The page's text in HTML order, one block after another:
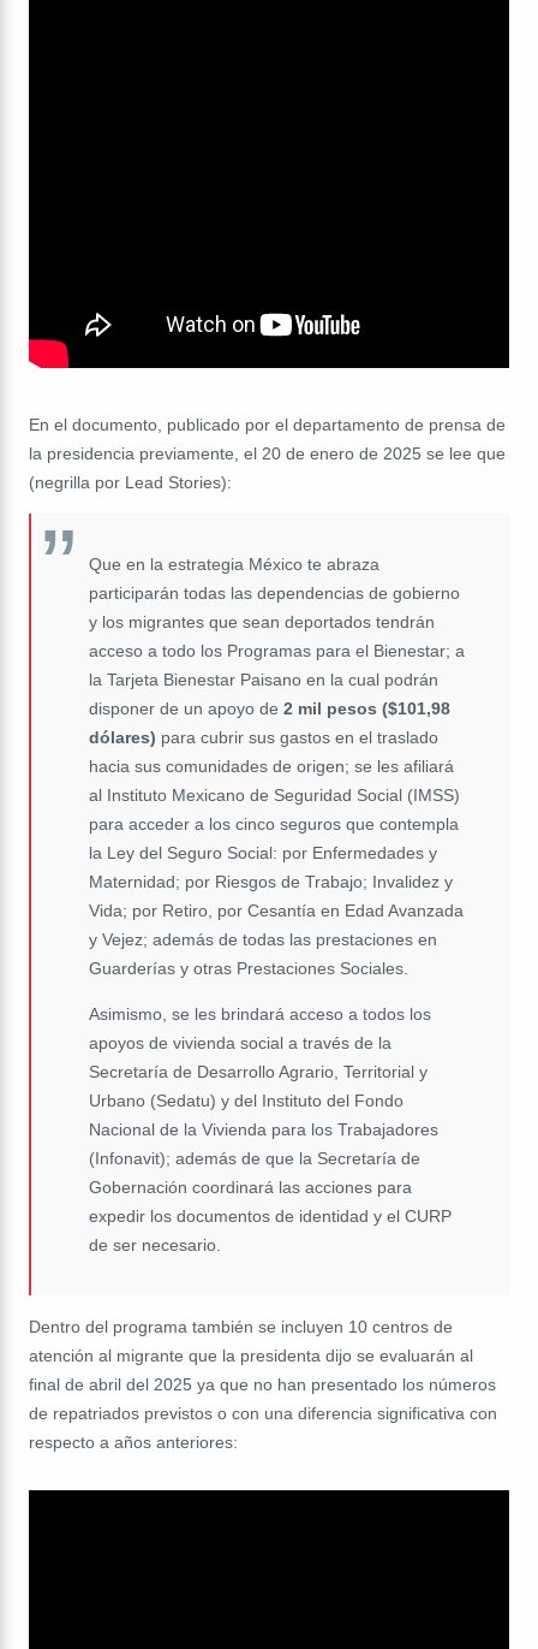
En el documento, publicado por el departamento de prensa de
la presidencia previamente, el 20 de enero de 2025 se lee que
(negrilla por Lead Stories):
Que en la estrategia México te abraza
participarán todas las dependencias de gobierno
y los migrantes que sean deportados tendrán
acceso a todo los Programas para el Bienestar; a
la Tarjeta Bienestar Paisano en la cual podrán
disponer de un apoyo de 2 mil pesos ($101,98
dólares) para cubrir sus gastos en el traslado
hacia sus comunidades de origen; se les afiliará
al Instituto Mexicano de Seguridad Social (IMSS)
para acceder a los cinco seguros que contempla
la Ley del Seguro Social: por Enfermedades y
Maternidad; por Riesgos de Trabajo; Invalidez y
Vida; por Retiro, por Cesantía en Edad Avanzada
y Vejez; además de todas las prestaciones en
Guarderías y otras Prestaciones Sociales.
Asimismo, se les brindará acceso a todos los
apoyos de vivienda social a través de la
Secretaría de Desarrollo Agrario, Territorial y
Urbano (Sedatu) y del Instituto del Fondo
Nacional de la Vivienda para los Trabajadores
(Infonavit); además de que la Secretaría de
Gobernación coordinará las acciones para
expedir los documentos de identidad y el CURP
de ser necesario.
Dentro del programa también se incluyen 10 centros de
atención al migrante que la presidenta dijo se evaluarán al
final de abril del 2025 ya que no han presentado los números
de repatriados previstos o con una diferencia significativa con
respecto a años anteriores: